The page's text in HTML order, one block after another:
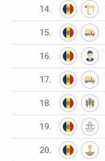
14.
15.
16.
17.
18.
19.
20.